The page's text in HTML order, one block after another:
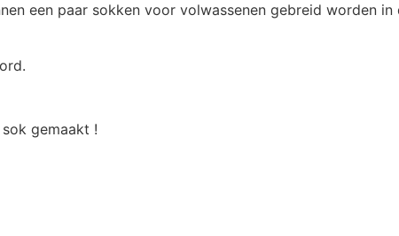
een paar sokken voor volwassenen gebreid worden
gemaakt !